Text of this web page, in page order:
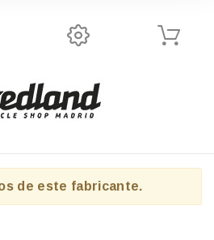
de este fabricante.